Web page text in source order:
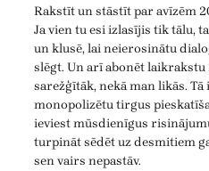
Rakstīt un stāstīt par avīzēm
Ja vien tu esi izlasījis tik tālu,
un klusē, lai neierosinātu
slēgt. Un arī abonēt laikrakstu
sarežģītāk, nekā man likās.
monopolizētu tirgus
ieviest mūsdienīgus
turpināt sēdēt uz desmitiem
sen vairs nepastāv.